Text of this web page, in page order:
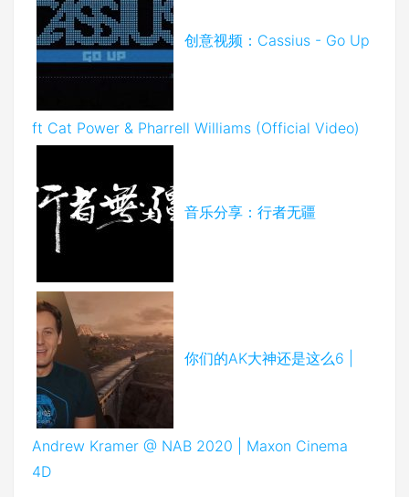
创意视频：Cassius - Go Up
ft Cat Power & Pharrell Williams (Official Video)
音乐分享：行者无疆
你们的AK大神还是这么6 |
Andrew Kramer @ NAB 2020 | Maxon Cinema
4D